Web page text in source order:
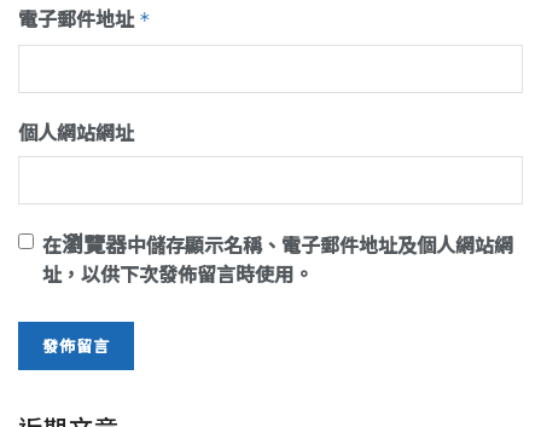
電子郵件地址 *
個人網站網址
在瀏覽器中儲存顯示名稱、電子郵件地址及個人網站網
址，以供下次發佈留言時使用。